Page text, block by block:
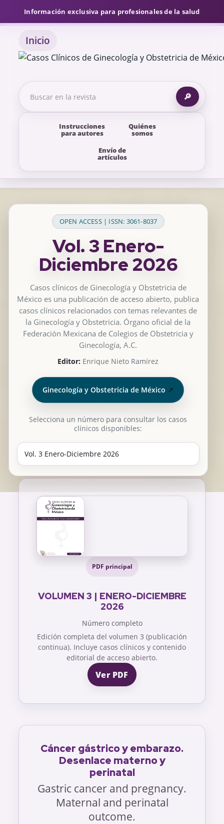
Información exclusiva para profesionales de la salud
Inicio
Instrucciones
para autores
Quiénes
somos
Envío de
artículos
🔎
OPEN ACCESS | ISSN: 3061-8037
Vol. 3 Enero-
Diciembre 2026
Casos clínicos de Ginecología y Obstetricia de
México es una publicación de acceso abierto, publica
casos clínicos relacionados con temas relevantes de
la Ginecología y Obstetricia. Órgano oficial de la
Federación Mexicana de Colegios de Obstetricia y
Ginecología, A.C.
Editor: Enrique Nieto Ramírez
Ginecología y Obstetricia de México ↗
Selecciona un número para consultar los casos
clínicos disponibles:
PDF principal
VOLUMEN 3 | ENERO-DICIEMBRE
2026
Número completo
Edición completa del volumen 3 (publicación
continua). Incluye casos clínicos y contenido
editorial de acceso abierto.
Ver PDF
Cáncer gástrico y embarazo.
Desenlace materno y
perinatal
Gastric cancer and pregnancy.
Maternal and perinatal
outcome.